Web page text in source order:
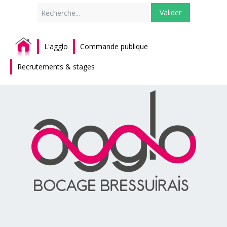
Valider
L'agglo Commande publique
Recrutements & stages